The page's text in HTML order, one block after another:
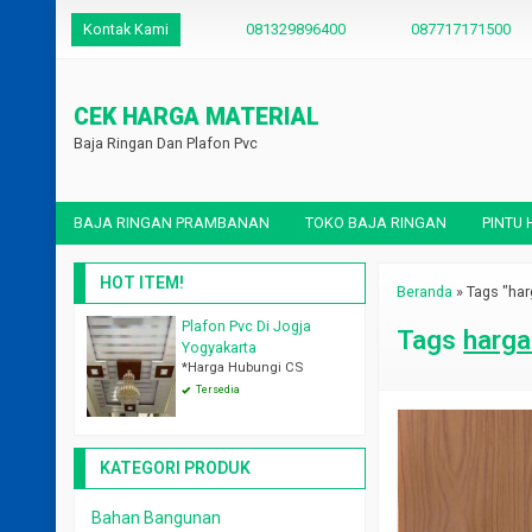
Kontak Kami 081329896400 087717171500
CEK HARGA MATERIAL
Baja Ringan Dan Plafon Pvc
BAJA RINGAN PRAMBANAN TOKO BAJA RINGAN PINTU
Beranda »Tags
Tags
HOT ITEM!
Plafon Pvc Di Jogja
Yogyakarta
*Harga Hubungi CS
Tersedia
Toko Tempat Jual Plafon
Dan Per Dus
KATEGORI PRODUK
Bahan Bangunan